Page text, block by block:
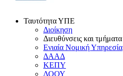
Ταυτότητα ΥΠΕ
Διοίκηση
Διευθύνσεις και τμήματα
Ενιαία Νομική Υπηρεσία
ΔΑΑΔ
ΚΕΠΥ
ΔΟΟΥ